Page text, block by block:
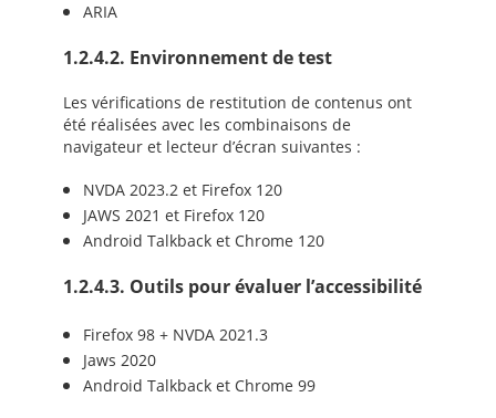
ARIA
1.2.4.2. Environnement de test
Les vérifications de restitution de contenus ont
été réalisées avec les combinaisons de
navigateur et lecteur d’écran suivantes :
NVDA 2023.2 et Firefox 120
JAWS 2021 et Firefox 120
Android Talkback et Chrome 120
1.2.4.3. Outils pour évaluer l’accessibilité
Firefox 98 + NVDA 2021.3
Jaws 2020
Android Talkback et Chrome 99